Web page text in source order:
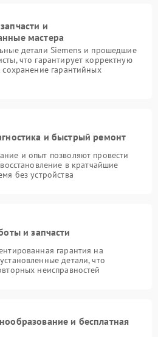
и
мастера
детали Siemens и прошедшие
что гарантирует корректную
гарантийных
и быстрый ремонт
и опыт позволяют провести
в кратчайшие
без устройства
и запчасти
гарантия на
детали, что
неисправностей
и бесплатная